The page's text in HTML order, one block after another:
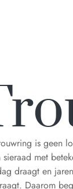
is geen
sieraad met
draagt en
Daarom